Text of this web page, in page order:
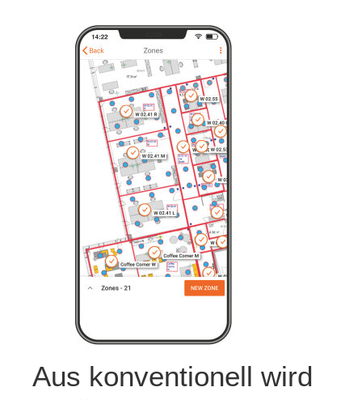
Aus konventionell wird
intelligent: HubSense